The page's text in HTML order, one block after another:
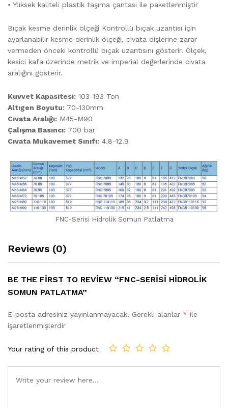
• Yüksek kaliteli plastik taşıma çantası ile paketlenmiştir
Bıçak kesme derinlik ölçeği Kontrollü bıçak uzantısı için
ayarlanabilir kesme derinlik ölçeği, civata dişlerine zarar
vermeden önceki kontrollü bıçak uzantısını gösterir. Ölçek,
kesici kafa üzerinde metrik ve imperial değerlerinde cıvata
aralığını gösterir.
Kuvvet Kapasitesi: 103-193 Ton
Altıgen Boyutu: 70-130mm
Cıvata Aralığı: M45-M90
Çalışma Basıncı: 700 bar
Cıvata Mukavemet Sınıfı: 4.8-12.9
FNC-Serisi Hidrolik Somun Patlatma
Reviews (0)
BE THE FIRST TO REVIEW “FNC-SERISI HIDROLIK
SOMUN PATLATMA”
E-posta adresiniz yayınlanmayacak. Gerekli alanlar * ile
işaretlenmişlerdir
Your rating of this product